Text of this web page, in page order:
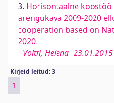
3. Horisontaalne
arengukava 2009-2020
cooperation based on
2020
Voltri, Helena 23.01.2015
Kirjeid leitud: 3
1